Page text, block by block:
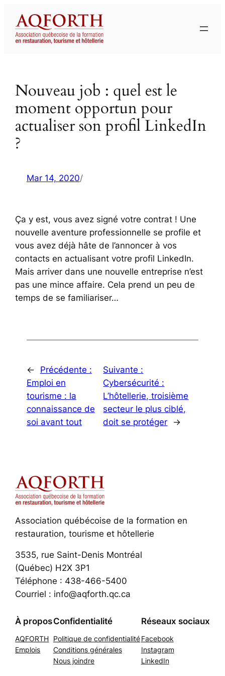
contenu
Nouveau job : quel est le
moment opportun pour
actualiser son profil LinkedIn
?
Mar 14, 2020/
Ça y est, vous avez signé votre contrat ! Une
nouvelle aventure professionnelle se profile et
vous avez déjà hâte de l’annoncer à vos
contacts en actualisant votre profil LinkedIn.
Mais arriver dans une nouvelle entreprise n’est
pas une mince affaire. Cela prend un peu de
temps de se familiariser…
←
Précédente :
Emploi en
tourisme : la
connaissance de
soi avant tout
Suivante :
Cybersécurité :
L’hôtellerie, troisième
secteur le plus ciblé,
doit se protéger
→
Association québécoise de la formation en
restauration, tourisme et hôtellerie
3535, rue Saint-Denis Montréal
(Québec) H2X 3P1
Téléphone : 438-466-5400
Courriel : info@aqforth.qc.ca
À propos
AQFORTH
Emplois
Confidentialité
Politique de confidentialité
Conditions générales
Nous joindre
Réseaux sociaux
Facebook
Instagram
LinkedIn